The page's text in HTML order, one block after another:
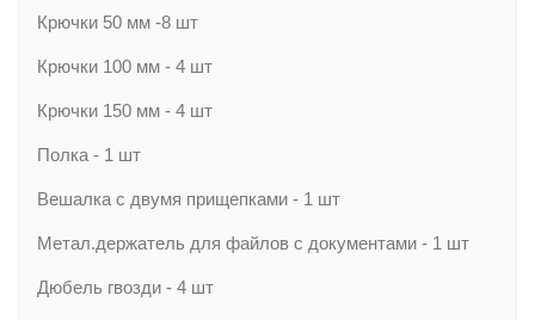
Крючки 50 мм -8 шт
Крючки 100 мм - 4 шт
Крючки 150 мм - 4 шт
Полка - 1 шт
Вешалка с двумя прищепками - 1 шт
Метал.держатель для файлов с документами - 1 шт
Дюбель гвозди - 4 шт